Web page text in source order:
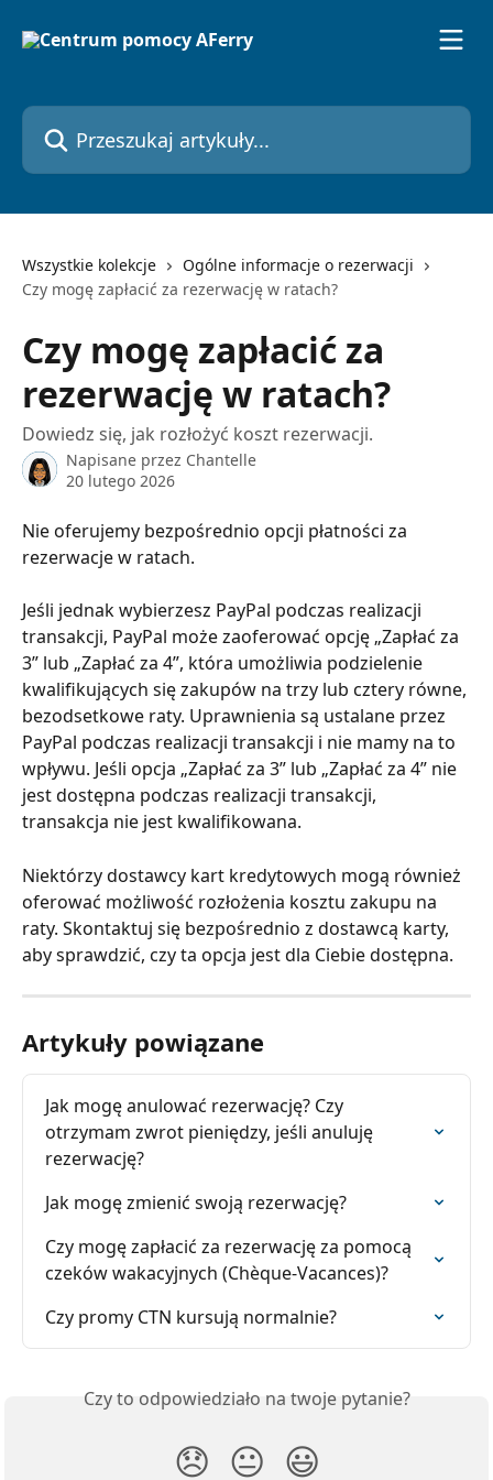
Przeszukaj artykuły...
Wszystkie kolekcje
Ogólne informacje o rezerwacji
Czy mogę zapłacić za rezerwację w ratach?
Czy mogę zapłacić za
rezerwację w ratach?
Dowiedz się, jak rozłożyć koszt rezerwacji.
Napisane przez Chantelle
20 lutego 2026
Nie oferujemy bezpośrednio opcji płatności za
rezerwacje w ratach.
Jeśli jednak wybierzesz PayPal podczas realizacji
transakcji, PayPal może zaoferować opcję „Zapłać za
3” lub „Zapłać za 4”, która umożliwia podzielenie
kwalifikujących się zakupów na trzy lub cztery równe,
bezodsetkowe raty. Uprawnienia są ustalane przez
PayPal podczas realizacji transakcji i nie mamy na to
wpływu. Jeśli opcja „Zapłać za 3” lub „Zapłać za 4” nie
jest dostępna podczas realizacji transakcji,
transakcja nie jest kwalifikowana.
Niektórzy dostawcy kart kredytowych mogą również
oferować możliwość rozłożenia kosztu zakupu na
raty. Skontaktuj się bezpośrednio z dostawcą karty,
aby sprawdzić, czy ta opcja jest dla Ciebie dostępna.
Artykuły powiązane
Jak mogę anulować rezerwację? Czy
otrzymam zwrot pieniędzy, jeśli anuluję
rezerwację?
Jak mogę zmienić swoją rezerwację?
Czy mogę zapłacić za rezerwację za pomocą
czeków wakacyjnych (Chèque-Vacances)?
Czy promy CTN kursują normalnie?
Czy to odpowiedziało na twoje pytanie?
😞 😐 😃